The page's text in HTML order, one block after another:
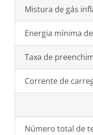
Mistura de gás
Energia mínima
Taxa de
Corrente de
Número total de